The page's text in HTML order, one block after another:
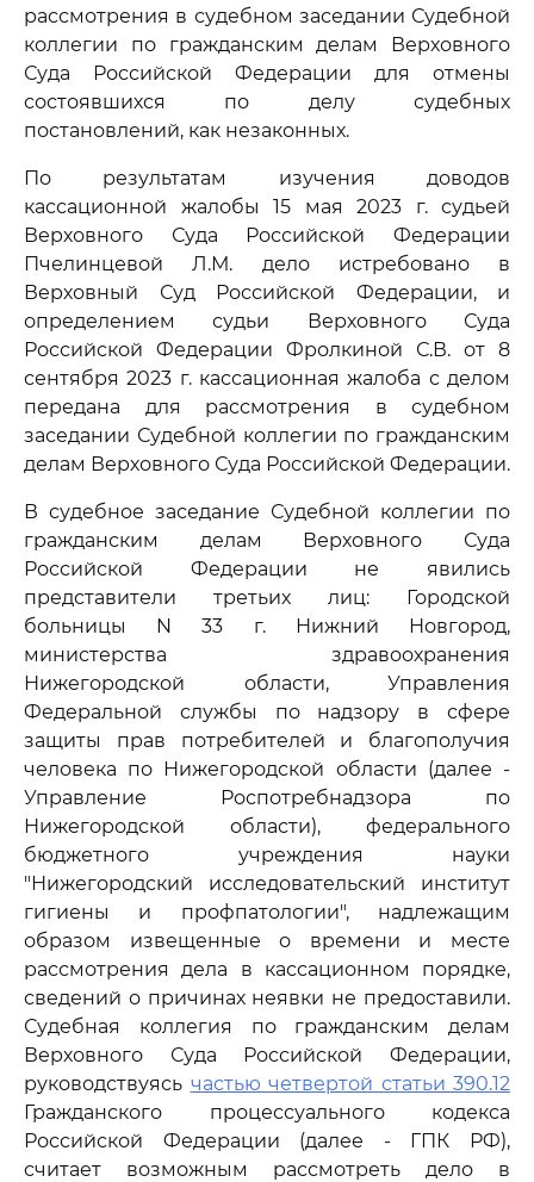
рассмотрения в судебном заседании Судебной
коллегии по гражданским делам Верховного
Суда Российской Федерации для отмены
состоявшихся по делу судебных
постановлений, как незаконных.
По результатам изучения доводов
кассационной жалобы 15 мая 2023 г. судьей
Верховного Суда Российской Федерации
Пчелинцевой Л.М. дело истребовано в
Верховный Суд Российской Федерации, и
определением судьи Верховного Суда
Российской Федерации Фролкиной С.В. от 8
сентября 2023 г. кассационная жалоба с делом
передана для рассмотрения в судебном
заседании Судебной коллегии по гражданским
делам Верховного Суда Российской Федерации.
В судебное заседание Судебной коллегии по
гражданским делам Верховного Суда
Российской Федерации не явились
представители третьих лиц: Городской
больницы N 33 г. Нижний Новгород,
министерства здравоохранения
Нижегородской области, Управления
Федеральной службы по надзору в сфере
защиты прав потребителей и благополучия
человека по Нижегородской области (далее -
Управление Роспотребнадзора по
Нижегородской области), федерального
бюджетного учреждения науки
"Нижегородский исследовательский институт
гигиены и профпатологии", надлежащим
образом извещенные о времени и месте
рассмотрения дела в кассационном порядке,
сведений о причинах неявки не предоставили.
Судебная коллегия по гражданским делам
Верховного Суда Российской Федерации,
руководствуясь частью четвертой статьи 390.12
Гражданского процессуального кодекса
Российской Федерации (далее - ГПК РФ),
считает возможным рассмотреть дело в